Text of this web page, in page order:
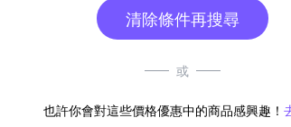
清除條件再搜尋
或
也許你會對這些價格優惠中的商品感興趣！